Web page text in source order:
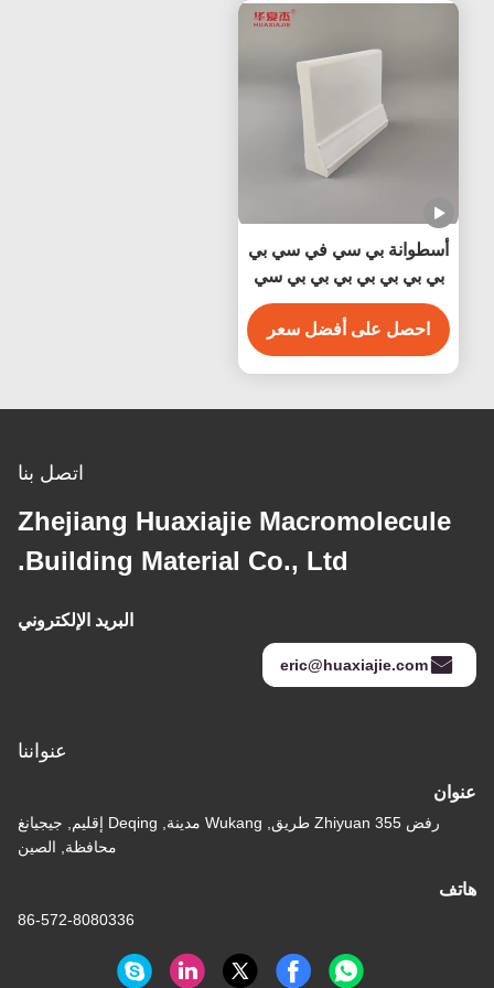
أسطوانة بي سي في سي بي
بي بي بي بي بي بي بي سي
بيضاء مضادة للماء سهلة
التنظيف
احصل على أفضل سعر
اتصل بنا
Zhejiang Huaxiajie Macromolecule
Building Material Co., Ltd.
البريد الإلكتروني
eric@huaxiajie.com
عنواننا
عنوان
رفض 355 Zhiyuan طريق, Wukang مدينة, Deqing إقليم, جيجيانغ
محافظة, الصين
هاتف
86-572-8080336